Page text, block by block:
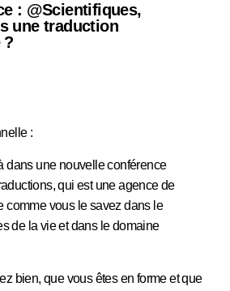
: @Scientifiques,
une traduction
?
:
dans une nouvelle conférence
qui est une agence de
comme vous le savez dans le
de la vie et dans le domaine
bien, que vous êtes en forme et que